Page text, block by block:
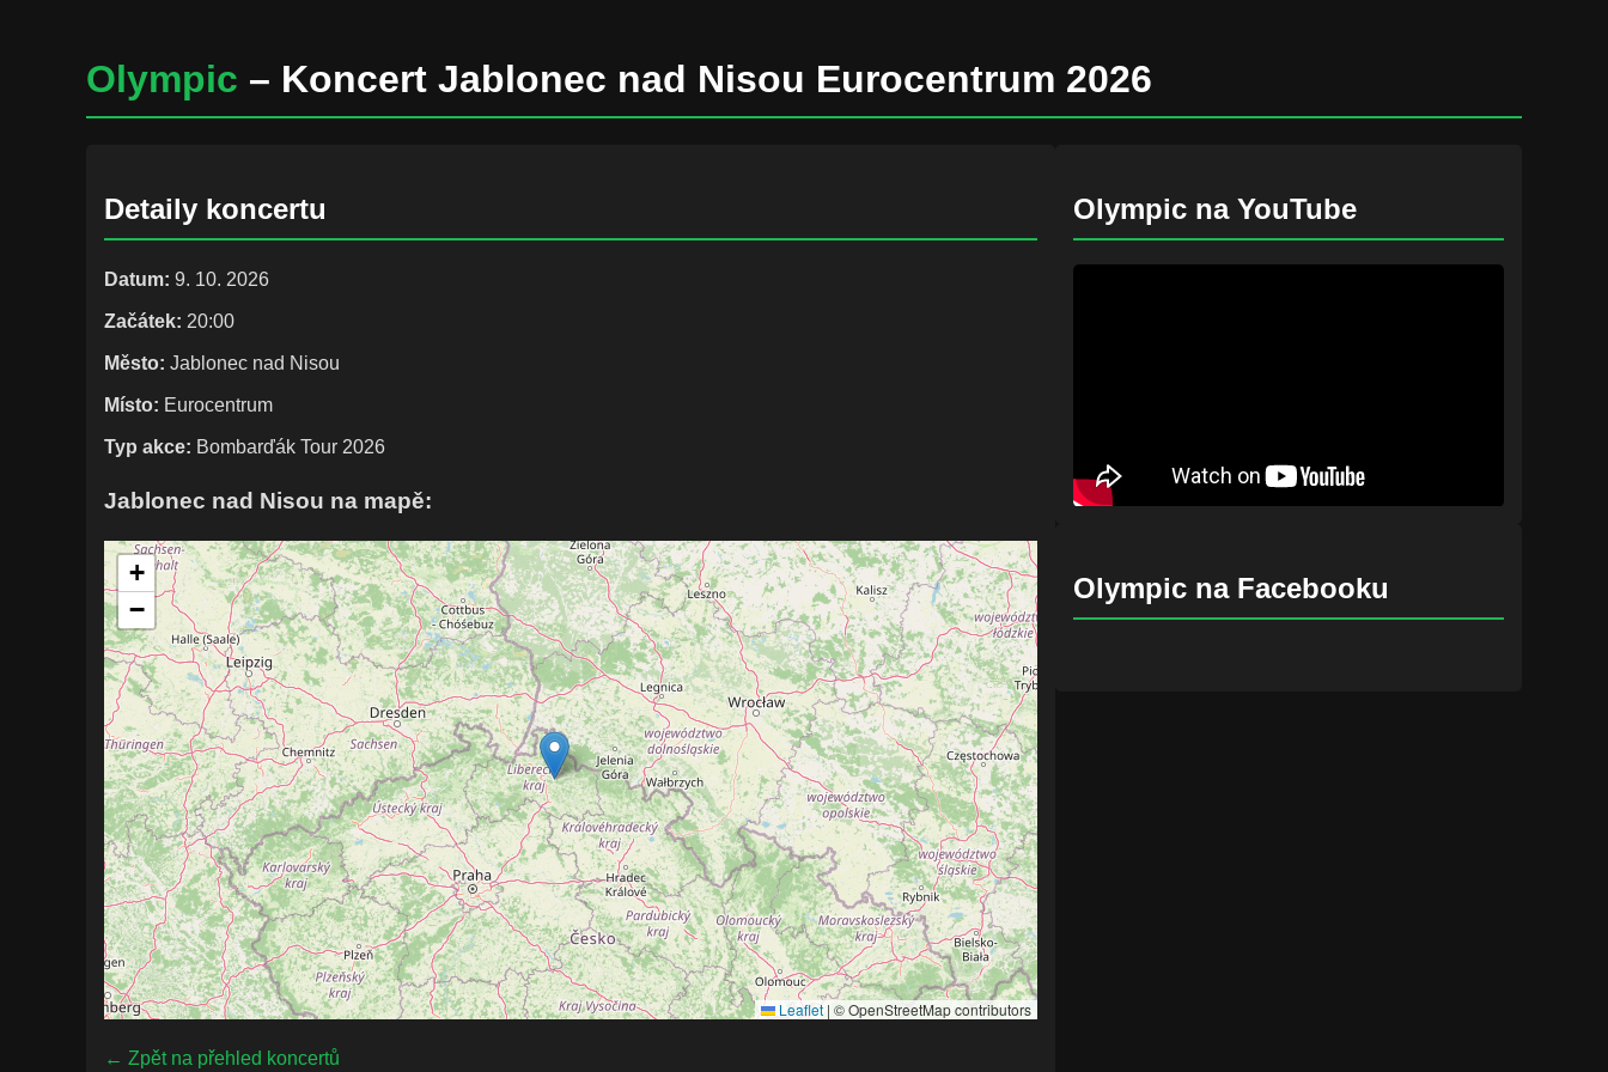
Olympic – Koncert Jablonec nad Nisou Eurocentrum 2026
Detaily koncertu
Datum: 9. 10. 2026
Začátek: 20:00
Město: Jablonec nad Nisou
Místo: Eurocentrum
Typ akce: Bombarďák Tour 2026
Jablonec nad Nisou na mapě:
+
−
Leaflet | © OpenStreetMap contributors
← Zpět na přehled koncertů
Olympic na YouTube
Olympic na Facebooku